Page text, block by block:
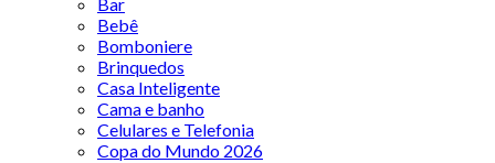
Bebê
Bomboniere
Brinquedos
Casa Inteligente
Cama e banho
Celulares e Telefonia
Copa do Mundo 2026